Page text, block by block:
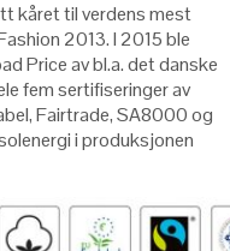
kåret til verdens mest
2013. I 2015 ble
Price av bl.a. det danske
fem sertifiseringer av
Fairtrade, SA8000 og
i produksjonen